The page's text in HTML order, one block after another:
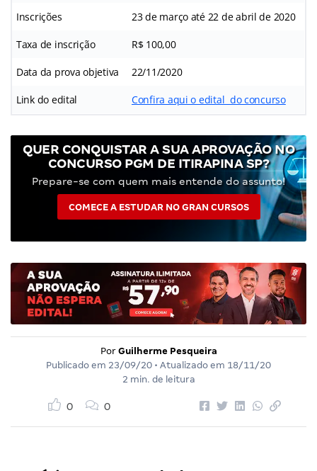
Inscrições 23 de março até 22 de abril de 2020
Taxa de inscrição R$ 100,00
Data da prova objetiva 22/11/2020
Link do edital Confira aqui o edital do concurso
QUER CONQUISTAR A SUA APROVAÇÃO NO
CONCURSO PGM DE ITIRAPINA SP?
Prepare-se com quem mais entende do assunto!
COMECE A ESTUDAR NO GRAN CURSOS
Por Guilherme Pesqueira
Publicado em 23/09/20 • Atualizado em 18/11/20
2 min. de leitura
0 0